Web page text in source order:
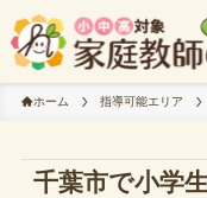
ホーム 指導可能エリア
千葉市で小学